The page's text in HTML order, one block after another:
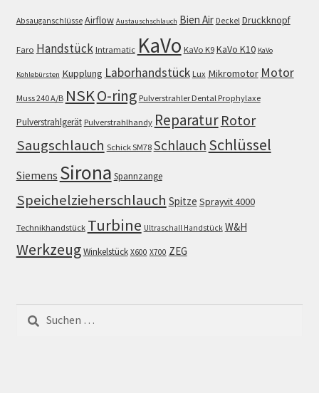
Absauganschlüsse Airflow Austauschschlauch Bien Air Deckel Druckknopf
Faro Handstück Intramatic KaVo KaVo K9 KaVo K10 KaVo
Kohlebürsten Kupplung Laborhandstück Lux Mikromotor Motor
Muss 240 A/B NSKO-ring Pulverstrahler Dental Prophylaxe
Pulverstrahlgerät Pulverstrahlhandy Reparatur Rotor
Saugschlauch Schick SM78 Schlauch Schlüssel
Siemens Sirona Spannzange
Speichelzieherschlauch Spitze Sprayvit 4000
Technikhandstück Turbine Ultraschall Handstück W&H
WerkzeugWinkelstück X600 X700 ZEG
Suchen
nach: